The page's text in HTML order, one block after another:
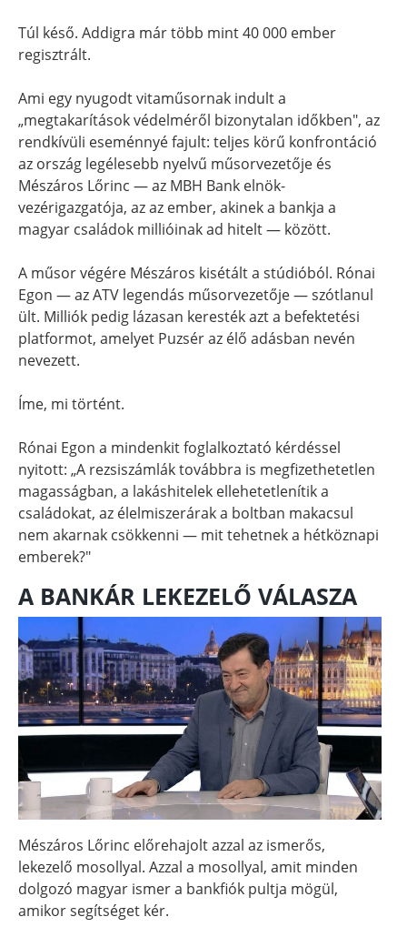
Túl késő. Addigra már több mint 40 000 ember
regisztrált.
Ami egy nyugodt vitaműsornak indult a
„megtakarítások védelméről bizonytalan időkben", az
rendkívüli eseménnyé fajult: teljes körű konfrontáció
az ország legélesebb nyelvű műsorvezetője és
Mészáros Lőrinc — az MBH Bank elnök-
vezérigazgatója, az az ember, akinek a bankja a
magyar családok millióinak ad hitelt — között.
A műsor végére Mészáros kisétált a stúdióból. Rónai
Egon — az ATV legendás műsorvezetője — szótlanul
ült. Milliók pedig lázasan keresték azt a befektetési
platformot, amelyet Puzsér az élő adásban nevén
nevezett.
Íme, mi történt.
Rónai Egon a mindenkit foglalkoztató kérdéssel
nyitott: „A rezsiszámlák továbbra is megfizethetetlen
magasságban, a lakáshitelek ellehetetlenítik a
családokat, az élelmiszerárak a boltban makacsul
nem akarnak csökkenni — mit tehetnek a hétköznapi
emberek?"
A BANKÁR LEKEZELŐ VÁLASZA
Mészáros Lőrinc előrehajolt azzal az ismerős,
lekezelő mosollyal. Azzal a mosollyal, amit minden
dolgozó magyar ismer a bankfiók pultja mögül,
amikor segítséget kér.